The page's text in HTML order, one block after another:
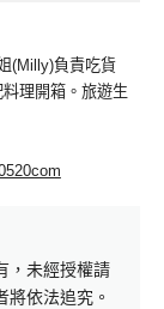
(Milly)負責吃貨
理開箱。旅遊生
，未經授權請
依法追究。